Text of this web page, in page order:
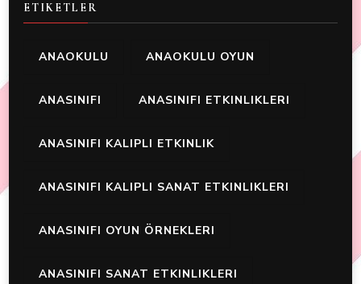
ETIKETLER
ANAOKULU ANAOKULU OYUN
ANASINIFI ANASINIFI ETKINLIKLERI
ANASINIFI KALIPLI ETKINLIK
ANASINIFI KALIPLI SANAT ETKINLIKLERI
ANASINIFI OYUN ÖRNEKLERI
ANASINIFI SANAT ETKINLIKLERI